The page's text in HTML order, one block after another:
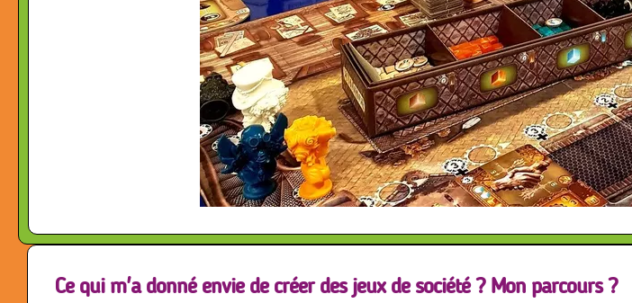
Ce qui m'a donné envie de créer des jeux de société ? Mon parcours ?